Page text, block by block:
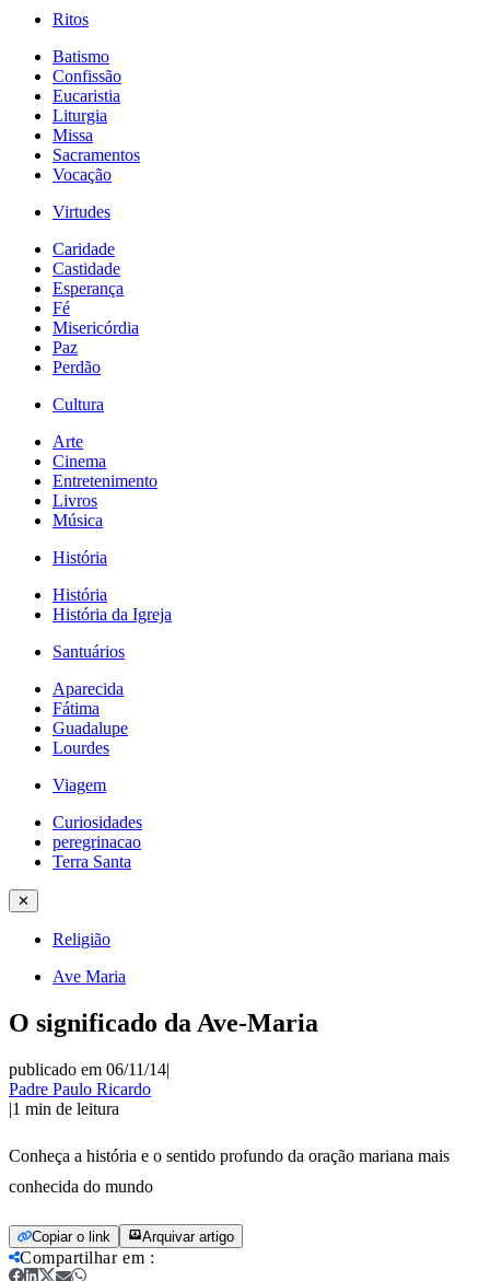
Ritos
Batismo
Confissão
Eucaristia
Liturgia
Missa
Sacramentos
Vocação
Virtudes
Caridade
Castidade
Esperança
Fé
Misericórdia
Paz
Perdão
Cultura
Arte
Cinema
Entretenimento
Livros
Música
História
História
História da Igreja
Santuários
Aparecida
Fátima
Guadalupe
Lourdes
Viagem
Curiosidades
peregrinacao
Terra Santa
✕
Religião
Ave Maria
O significado da Ave-Maria
publicado em 06/11/14|
Padre Paulo Ricardo
|1 min de leitura
Conheça a história e o sentido profundo da oração mariana mais
conhecida do mundo
Copiar o link Arquivar artigo
Compartilhar em :